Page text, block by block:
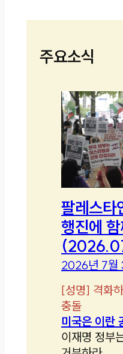
주요소식
팔레스타
행진에
2026년 7월
[성명] 격화
충돌
미국은 이란
이재명 정부